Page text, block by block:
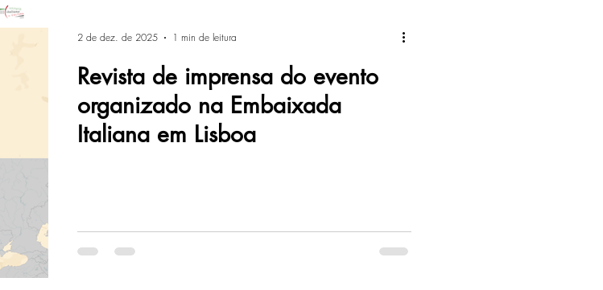
Revista de imprensa do evento
organizado na Embaixada
Italiana em Lisboa
2 de dez. de 2025 1 min de leitura